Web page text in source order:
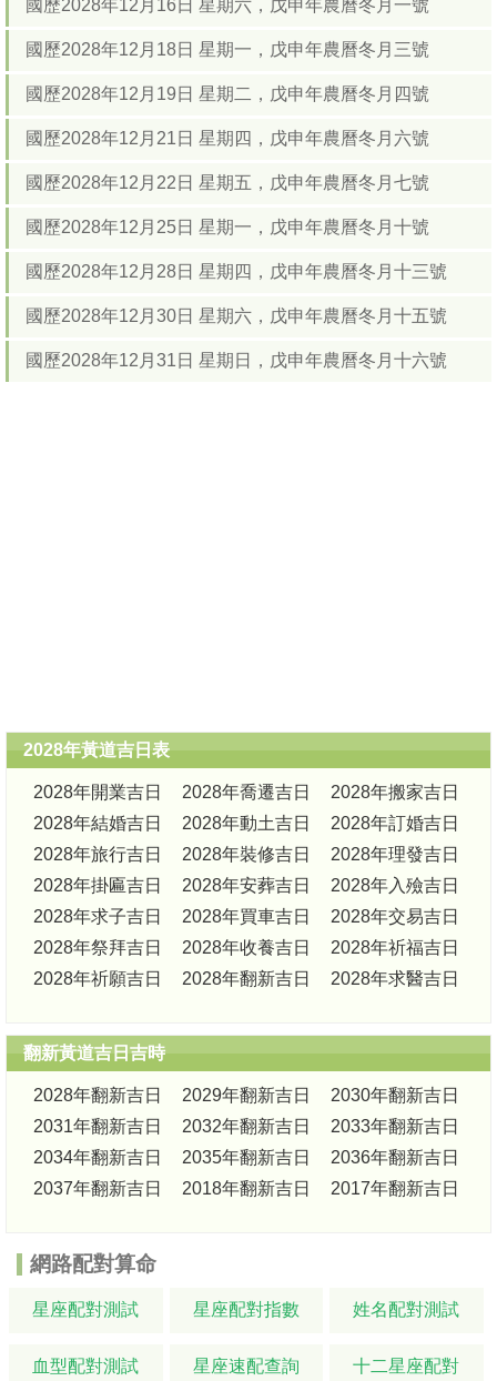
國歷2028年12月16日 星期六，戊申年農曆冬月一號
國歷2028年12月18日 星期一，戊申年農曆冬月三號
國歷2028年12月19日 星期二，戊申年農曆冬月四號
國歷2028年12月21日 星期四，戊申年農曆冬月六號
國歷2028年12月22日 星期五，戊申年農曆冬月七號
國歷2028年12月25日 星期一，戊申年農曆冬月十號
國歷2028年12月28日 星期四，戊申年農曆冬月十三號
國歷2028年12月30日 星期六，戊申年農曆冬月十五號
國歷2028年12月31日 星期日，戊申年農曆冬月十六號
2028年黃道吉日表
2028年開業吉日 2028年喬遷吉日
2028年搬家吉日
2028年結婚吉日
2028年動土吉日
2028年訂婚吉日
2028年旅行吉日
2028年裝修吉日
2028年理發吉日
2028年掛匾吉日
2028年安葬吉日
2028年入殮吉日
2028年求子吉日
2028年買車吉日
2028年交易吉日
2028年祭拜吉日
2028年收養吉日
2028年祈福吉日
2028年祈願吉日
2028年翻新吉日 2028年求醫吉日
翻新黃道吉日吉時
2028年翻新吉日 2029年翻新吉日
2030年翻新吉日
2031年翻新吉日
2032年翻新吉日
2033年翻新吉日
2034年翻新吉日
2035年翻新吉日
2036年翻新吉日
2037年翻新吉日
2018年翻新吉日 2017年翻新吉日
網路配對算命
星座配對測試 星座配對指數 姓名配對測試
血型配對測試 星座速配查詢 十二星座配對